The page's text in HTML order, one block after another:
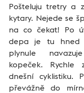
Pošteluju tretry a
kytary. Nejede se
na co čekat! Po
depa je tu
plynule
kopeček. Rychle
dnešní cyklistiku.
převážně do